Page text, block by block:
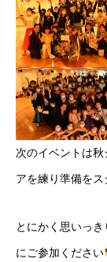
次のイベントは
アを練り準備をス
とにかく思いっ
にご参加ください